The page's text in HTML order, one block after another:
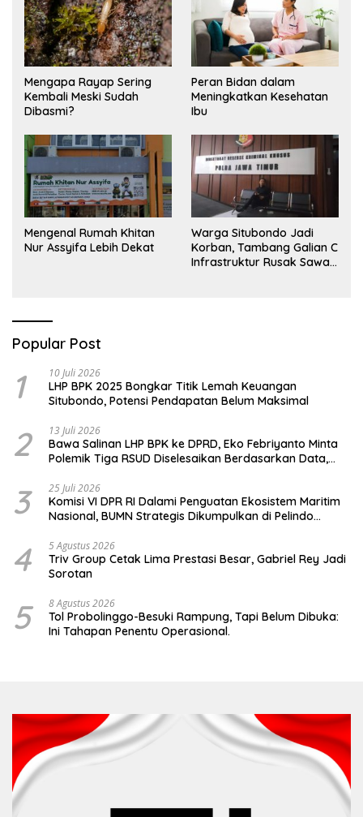
Mengapa Rayap Sering
Kembali Meski Sudah
Dibasmi?
Peran Bidan dalam
Meningkatkan Kesehatan
Ibu
Mengenal Rumah Khitan
Nur Assyifa Lebih Dekat
Warga Situbondo Jadi
Korban, Tambang Galian C
Infrastruktur Rusak Sawah
Popular Post
1 10 Juli 2026
LHP BPK 2025 Bongkar Titik Lemah Keuangan
Situbondo, Potensi Pendapatan Belum Maksimal
2 13 Juli 2026
Bawa Salinan LHP BPK ke DPRD, Eko Febriyanto Minta
Polemik Tiga RSUD Diselesaikan Berdasarkan Data,
3 25 Juli 2026
Komisi VI DPR RI Dalami Penguatan Ekosistem Maritim
Nasional, BUMN Strategis Dikumpulkan di Pelindo
4 5 Agustus 2026
Triv Group Cetak Lima Prestasi Besar, Gabriel Rey Jadi
Sorotan
5 8 Agustus 2026
Tol Probolinggo-Besuki Rampung, Tapi Belum Dibuka:
Ini Tahapan Penentu Operasional.